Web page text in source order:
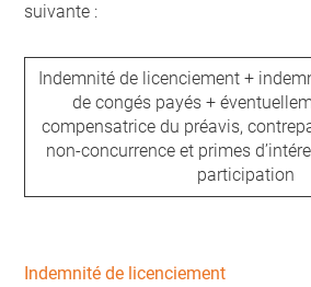
suivante :
Indemnité de licenciement +
de congés payés +
compensatrice du préavis,
non-concurrence et primes
participation
Indemnité de licenciement